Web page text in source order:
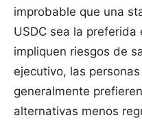
improbable que una
USDC sea la
impliquen riesgos de
ejecutivo, las
generalmente
alternativas menos